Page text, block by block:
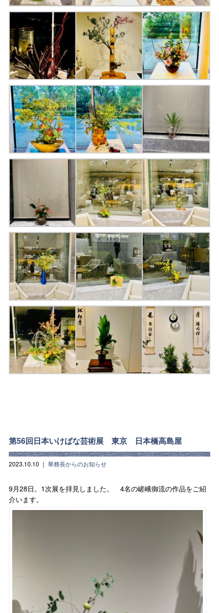
第56回日本いけばな芸術展 東京 日本橋高島屋
2023.10.10 ｜ 華務長からのお知らせ
9月28日。1次展を拝見しました。 4名の嵯峨御流の作品をご紹
介います。